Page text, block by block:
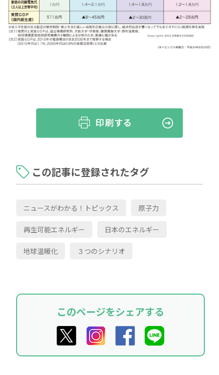
この記事に登録されたタグ
ニュースがわかる！トピックス 原子力
再生可能エネルギー 日本のエネルギー
地球温暖化 ３つのシナリオ
このページをシェアする